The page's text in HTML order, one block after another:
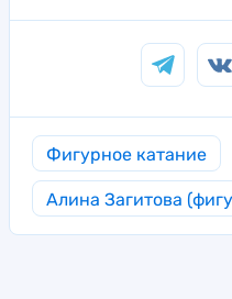
Фигурное катание
Алина Загитова